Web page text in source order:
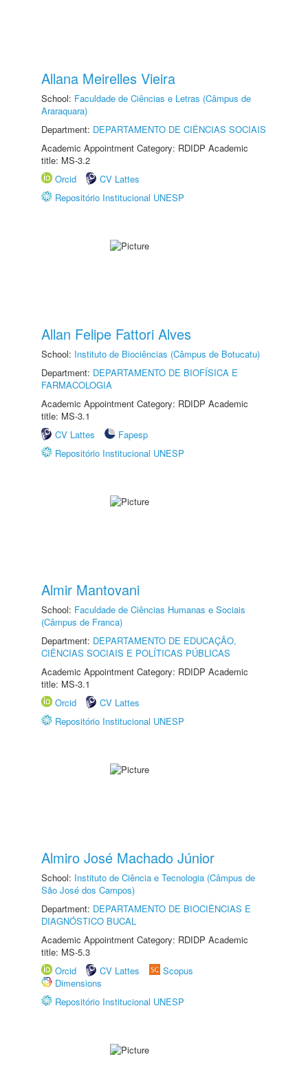
Allana Meirelles Vieira
School: Faculdade de Ciências e Letras (Câmpus de
Araraquara)
Department: DEPARTAMENTO DE CIÊNCIAS SOCIAIS
Academic Appointment Category: RDIDP Academic
title: MS-3.2
Orcid
CV Lattes
Repositório Institucional UNESP
Allan Felipe Fattori Alves
School: Instituto de Biociências (Câmpus de Botucatu)
Department: DEPARTAMENTO DE BIOFÍSICA E
FARMACOLOGIA
Academic Appointment Category: RDIDP Academic
title: MS-3.1
CV Lattes
Fapesp
Repositório Institucional UNESP
Almir Mantovani
School: Faculdade de Ciências Humanas e Sociais
(Câmpus de Franca)
Department: DEPARTAMENTO DE EDUCAÇÃO,
CIÊNCIAS SOCIAIS E POLÍTICAS PÚBLICAS
Academic Appointment Category: RDIDP Academic
title: MS-3.1
Orcid
CV Lattes
Repositório Institucional UNESP
Almiro José Machado Júnior
School: Instituto de Ciência e Tecnologia (Câmpus de
São José dos Campos)
Department: DEPARTAMENTO DE BIOCIÊNCIAS E
DIAGNÓSTICO BUCAL
Academic Appointment Category: RDIDP Academic
title: MS-5.3
Orcid
CV Lattes
Scopus
Dimensions
Repositório Institucional UNESP